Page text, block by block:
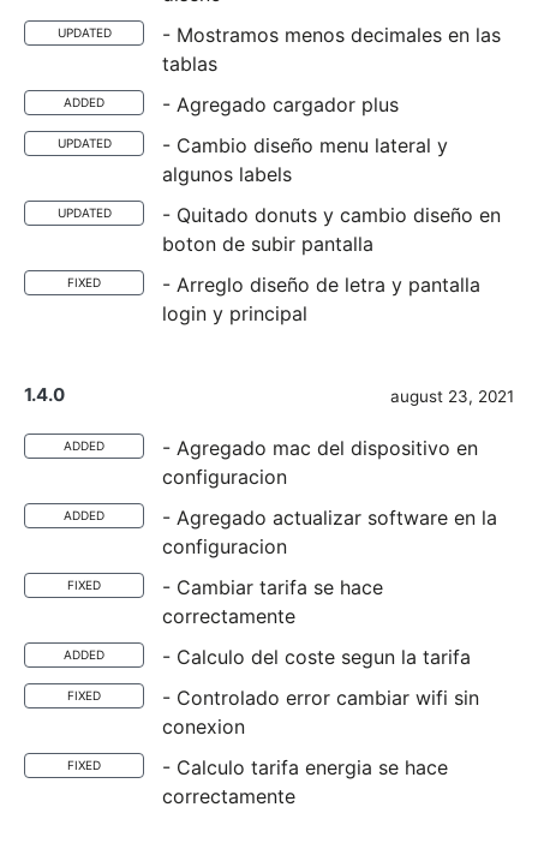
UPDATED
- Mostramos menos decimales en las
tablas
ADDED - Agregado cargador plus
UPDATED
- Cambio diseño menu lateral y
algunos labels
UPDATED
- Quitado donuts y cambio diseño en
boton de subir pantalla
FIXED
- Arreglo diseño de letra y pantalla
login y principal
1.4.0 august 23, 2021
ADDED
- Agregado mac del dispositivo en
configuracion
ADDED
- Agregado actualizar software en la
configuracion
FIXED
- Cambiar tarifa se hace
correctamente
ADDED - Calculo del coste segun la tarifa
FIXED
- Controlado error cambiar wifi sin
conexion
FIXED
- Calculo tarifa energia se hace
correctamente